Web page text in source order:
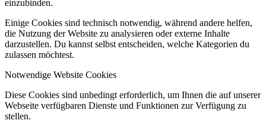
einzubinden.
Einige Cookies sind technisch notwendig, während andere helfen,
die Nutzung der Website zu analysieren oder externe Inhalte
darzustellen. Du kannst selbst entscheiden, welche Kategorien du
zulassen möchtest.
Notwendige Website Cookies
Diese Cookies sind unbedingt erforderlich, um Ihnen die auf unserer
Webseite verfügbaren Dienste und Funktionen zur Verfügung zu
stellen.